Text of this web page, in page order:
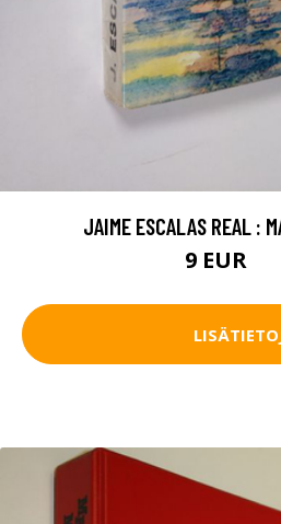
JAIME ESCALAS REAL :
9 EUR